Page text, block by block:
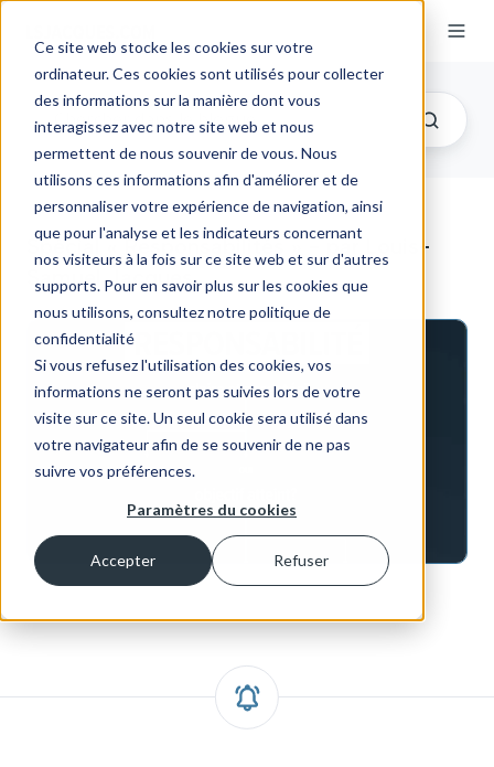
Ce site web stocke les cookies sur votre
ordinateur. Ces cookies sont utilisés pour collecter
des informations sur la manière dont vous
interagissez avec notre site web et nous
permettent de nous souvenir de vous. Nous
utilisons ces informations afin d'améliorer et de
personnaliser votre expérience de navigation, ainsi
que pour l'analyse et les indicateurs concernant
nos visiteurs à la fois sur ce site web et sur d'autres
supports. Pour en savoir plus sur les cookies que
nous utilisons, consultez notre politique de
confidentialité
Si vous refusez l'utilisation des cookies, vos
informations ne seront pas suivies lors de votre
visite sur ce site. Un seul cookie sera utilisé dans
votre navigateur afin de se souvenir de ne pas
suivre vos préférences.
Paramètres du cookies
Accepter Refuser
Spécial « Responsabilités » - par Louis-
Samuel Jacques